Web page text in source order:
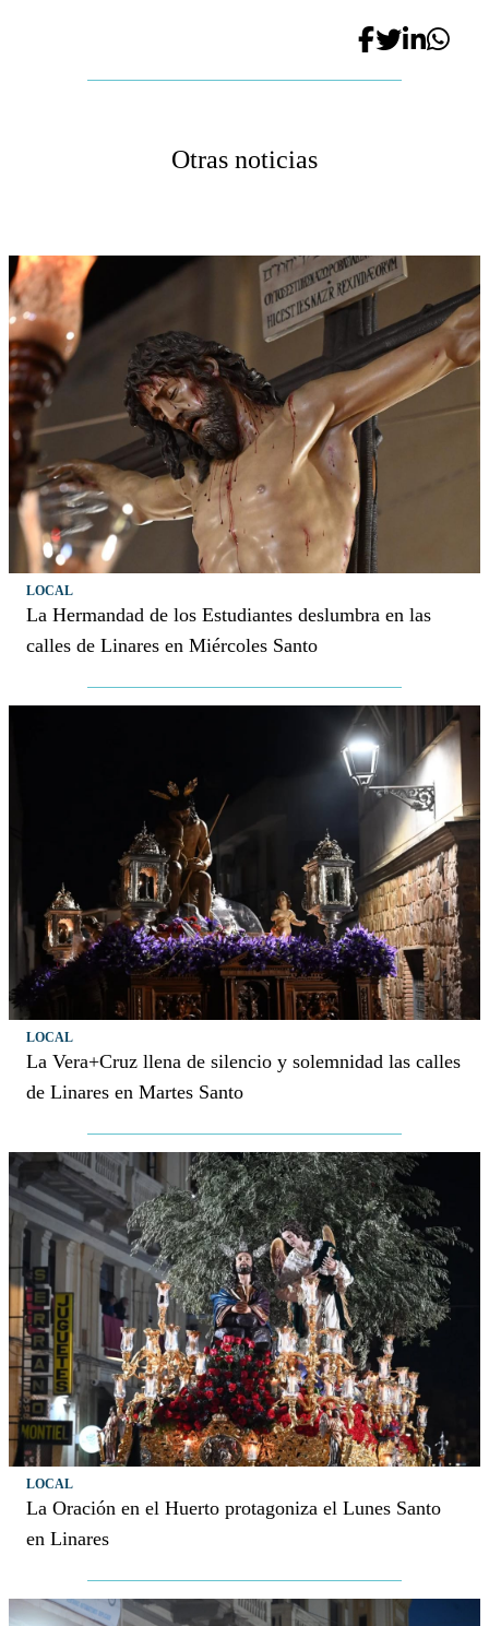
Otras noticias
LOCAL
La Hermandad de los Estudiantes deslumbra en las
calles de Linares en Miércoles Santo
LOCAL
La Vera+Cruz llena de silencio y solemnidad las calles
de Linares en Martes Santo
LOCAL
La Oración en el Huerto protagoniza el Lunes Santo
en Linares